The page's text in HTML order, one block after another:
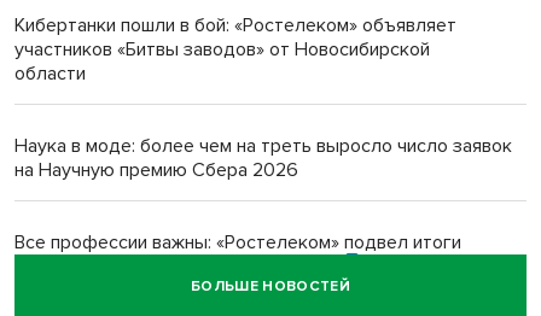
Новосибирский преподаватель с женой вошли в топ-16
многодетных в России
Обновлённое отделение ВТБ открылось в Искитиме
Кибертанки пошли в бой: «Ростелеком» объявляет
участников «Битвы заводов» от Новосибирской
области
Наука в моде: более чем на треть выросло число заявок
на Научную премию Сбера 2026
Все профессии важны: «Ростелеком» подвел итоги
БОЛЬШЕ НОВОСТЕЙ